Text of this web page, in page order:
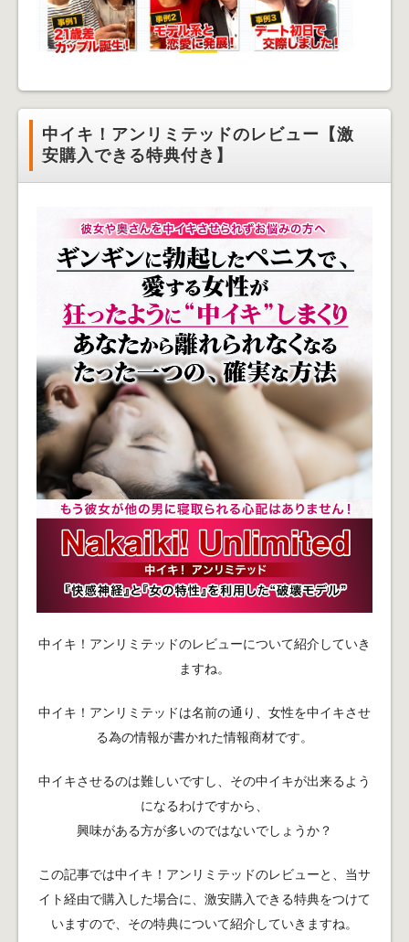
中イキ！アンリミテッドのレビュー【激
安購入できる特典付き】
中イキ！アンリミテッドのレビューについて紹介していき
ますね。
中イキ！アンリミテッドは名前の通り、女性を中イキさせ
る為の情報が書かれた情報商材です。
中イキさせるのは難しいですし、その中イキが出来るよう
になるわけですから、
興味がある方が多いのではないでしょうか？
この記事では中イキ！アンリミテッドのレビューと、当サ
イト経由で購入した場合に、激安購入できる特典をつけて
いますので、その特典について紹介していきますね。